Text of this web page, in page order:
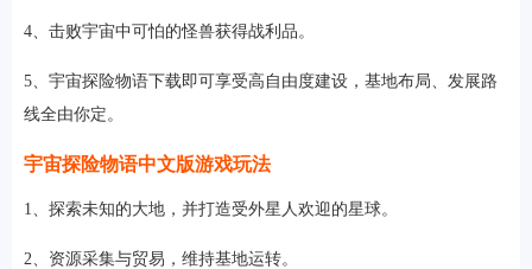
4、击败宇宙中可怕的怪兽获得战利品。
5、宇宙探险物语下载即可享受高自由度建设，基地布局、发展路
线全由你定。
宇宙探险物语中文版游戏玩法
1、探索未知的大地，并打造受外星人欢迎的星球。
2、资源采集与贸易，维持基地运转。